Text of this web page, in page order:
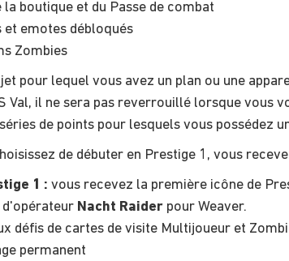
la boutique et du Passe de combat
et emotes débloqués
Zombies
pour lequel vous avez un plan ou une
Val, il ne sera pas reverrouillé lorsque vous
de points pour lesquels vous possédez
de débuter en Prestige 1, vous
1 : vous recevez la première icône de
d'opérateur Nacht Raider pour Weaver.
défis de cartes de visite Multijoueur et
permanent